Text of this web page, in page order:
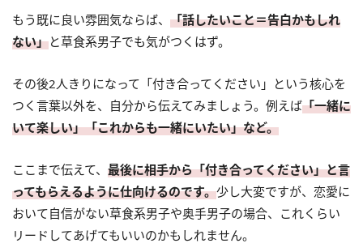
もう既に良い雰囲気ならば、 「話したいこと＝告白かもしれ
ない」と草食系男子でも気がつくはず。
その後2人きりになって「付き合ってください」という核心を
つく言葉以外を、自分から伝えてみましょう。例えば「一緒に
いて楽しい」「これからも一緒にいたい」など。
ここまで伝えて、 最後に相手から「付き合ってください」と言
ってもらえるように仕向けるのです。少し大変ですが、恋愛に
おいて自信がない草食系男子や奥手男子の場合、これくらい
リードしてあげてもいいのかもしれません。